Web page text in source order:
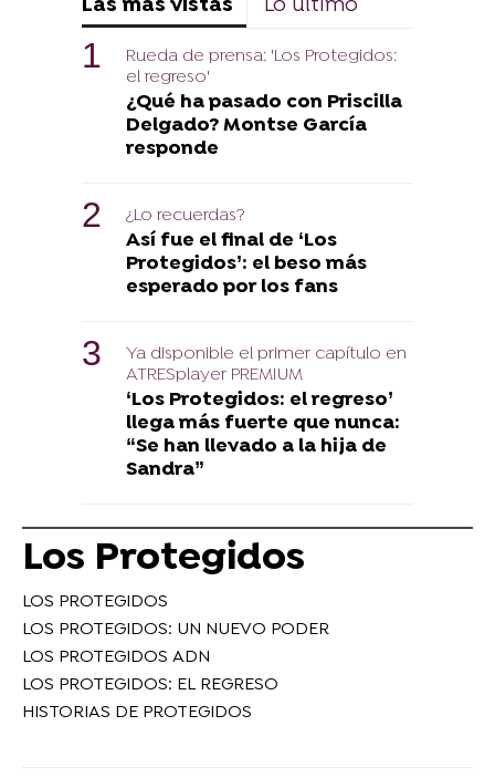
Las más vistas Lo último
Rueda de prensa: 'Los Protegidos:
el regreso'
¿Qué ha pasado con Priscilla
Delgado? Montse García
responde
¿Lo recuerdas?
Así fue el final de ‘Los
Protegidos’: el beso más
esperado por los fans
Ya disponible el primer capítulo en
ATRESplayer PREMIUM
‘Los Protegidos: el regreso’
llega más fuerte que nunca:
“Se han llevado a la hija de
Sandra”
Los Protegidos
LOS PROTEGIDOS
LOS PROTEGIDOS: UN NUEVO PODER
LOS PROTEGIDOS ADN
LOS PROTEGIDOS: EL REGRESO
HISTORIAS DE PROTEGIDOS